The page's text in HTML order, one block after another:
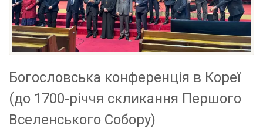
Богословська конференція в Кореї
(до 1700‑річчя скликання Першого
Вселенського Собору)